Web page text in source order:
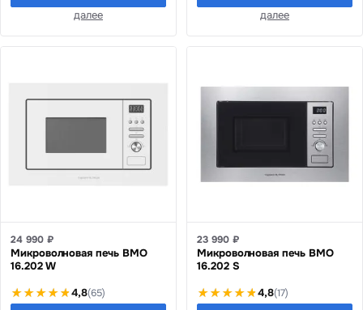
далее далее
24 990 ₽
Микроволновая печь BMO
16.202 W
4,8(65)
23 990 ₽
Микроволновая печь BMO
16.202 S
4,8(17)